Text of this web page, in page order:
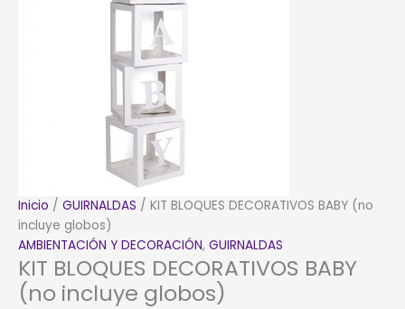
Inicio / GUIRNALDAS / KIT BLOQUES DECORATIVOS BABY (no
incluye globos)
AMBIENTACIÓN Y DECORACIÓN, GUIRNALDAS
KIT BLOQUES DECORATIVOS BABY
(no incluye globos)